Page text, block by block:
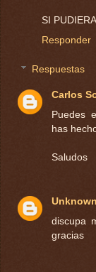
SI
Responder
Respuestas
Carlos
Puedes
has
Saludos
Unknown
discupa
gracias